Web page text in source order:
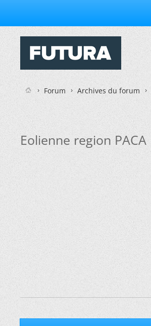
Forum Archives du forum
Eolienne region PACA